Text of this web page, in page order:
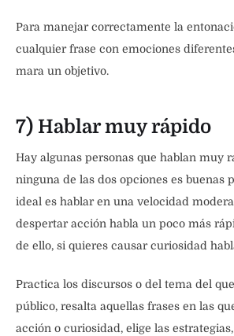
Para manejar correctamente la
cualquier frase con emociones
mara un objetivo.
7) Hablar muy rápido
Hay algunas personas que hablan muy
ninguna de las dos opciones es buenas
ideal es hablar en una velocidad
despertar acción habla un poco más
de ello, si quieres causar curiosidad
Practica los discursos o del tema del
público, resalta aquellas frases en las
acción o curiosidad, elige las